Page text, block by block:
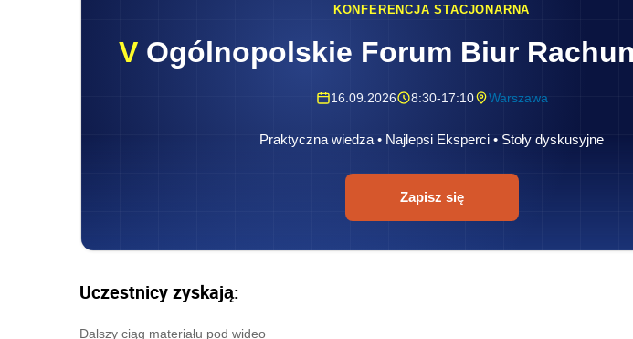
KONFERENCJA STACJONARNA
V Ogólnopolskie Forum Biur
16.09.2026 8:30-17:10 Warszawa
Praktyczna wiedza • Najlepsi Eksperci • Stoły dyskusyjne
Zapisz się
Uczestnicy zyskają:
Dalszy ciąg materiału pod wideo